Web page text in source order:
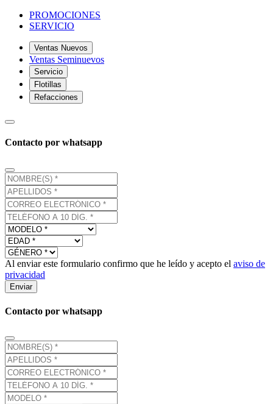
PROMOCIONES
SERVICIO
Ventas Nuevos
Ventas Seminuevos
Servicio
Flotillas
Refacciones
Contacto por whatsapp
Al enviar este formulario confirmo que he leído y acepto el aviso de
privacidad
Enviar
Contacto por whatsapp